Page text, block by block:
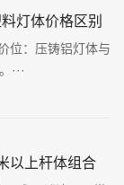
灯体价格区别
位：压铸铝灯体与
···
以上杆体组合